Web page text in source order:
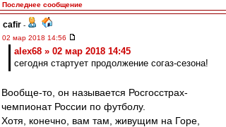
Последнее сообщение
cafir -
02 мар 2018 14:56
alex68 » 02 мар 2018 14:45
сегодня стартует продолжение согаз-сезона!
Вообще-то, он называется Росгосстрах-
чемпионат России по футболу.
Хотя, конечно, вам там, живущим на Горе,